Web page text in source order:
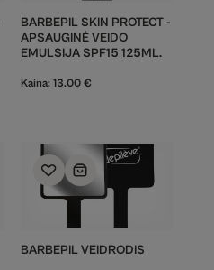
BARBEPIL SKIN PROTECT -
APSAUGINĖ VEIDO
EMULSIJA SPF15 125ML.
Kaina: 13.00 €
BARBEPIL VEIDRODIS